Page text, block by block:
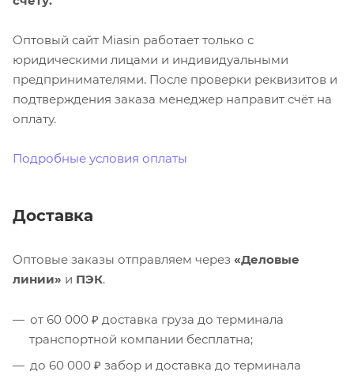
Оптовый сайт Miasin работает только с
юридическими лицами и индивидуальными
предпринимателями. После проверки реквизитов и
подтверждения заказа менеджер направит счёт на
оплату.
Подробные условия оплаты
Доставка
Оптовые заказы отправляем через «Деловые
линии» и ПЭК.
от 60 000 ₽ доставка груза до терминала
транспортной компании бесплатна;
до 60 000 ₽ забор и доставка до терминала